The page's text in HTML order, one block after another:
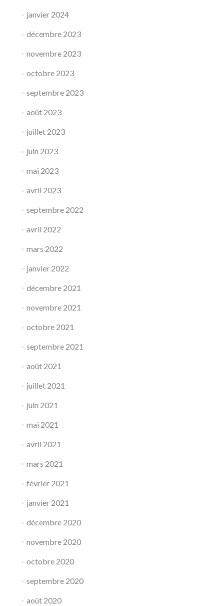
janvier 2024
décembre 2023
novembre 2023
octobre 2023
septembre 2023
août 2023
juillet 2023
juin 2023
mai 2023
avril 2023
septembre 2022
avril 2022
mars 2022
janvier 2022
décembre 2021
novembre 2021
octobre 2021
septembre 2021
août 2021
juillet 2021
juin 2021
mai 2021
avril 2021
mars 2021
février 2021
janvier 2021
décembre 2020
novembre 2020
octobre 2020
septembre 2020
août 2020